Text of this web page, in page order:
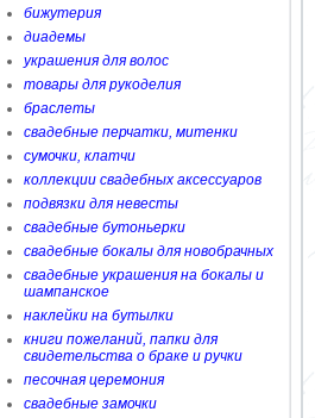
бижутерия
диадемы
украшения для волос
товары для рукоделия
браслеты
свадебные перчатки, митенки
сумочки, клатчи
коллекции свадебных аксессуаров
подвязки для невесты
свадебные бутоньерки
свадебные бокалы для новобрачных
свадебные украшения на бокалы и
шампанское
наклейки на бутылки
книги пожеланий, папки для
свидетельства о браке и ручки
песочная церемония
свадебные замочки